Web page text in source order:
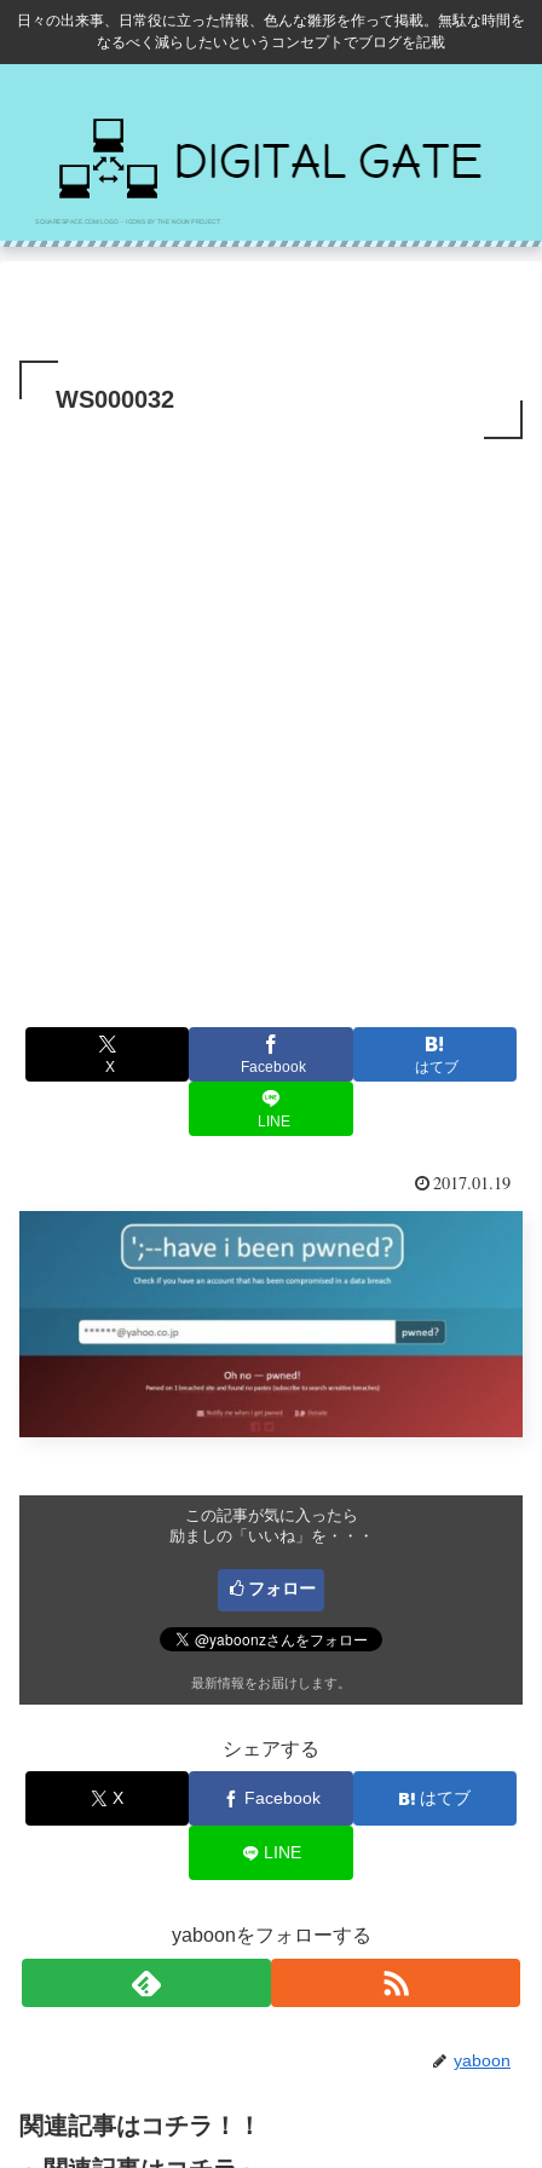
日々の出来事、日常役に立った情報、色んな雛形を作って掲載。無駄な時間を
なるべく減らしたいというコンセプトでブログを記載
WS000032
X Facebook はてブ
LINE
2017.01.19
この記事が気に入ったら
励ましの「いいね」を・・・
フォロー
最新情報をお届けします。
シェアする
X Facebook はてブ
LINE
yaboonをフォローする
yaboon
関連記事はコチラ！！